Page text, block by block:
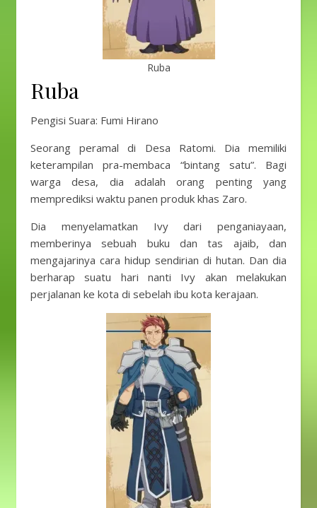
Ruba
Ruba
Pengisi Suara: Fumi Hirano
Seorang peramal di Desa Ratomi. Dia memiliki
keterampilan pra-membaca “bintang satu”. Bagi
warga desa, dia adalah orang penting yang
memprediksi waktu panen produk khas Zaro.
Dia menyelamatkan Ivy dari penganiayaan,
memberinya sebuah buku dan tas ajaib, dan
mengajarinya cara hidup sendirian di hutan. Dan dia
berharap suatu hari nanti Ivy akan melakukan
perjalanan ke kota di sebelah ibu kota kerajaan.